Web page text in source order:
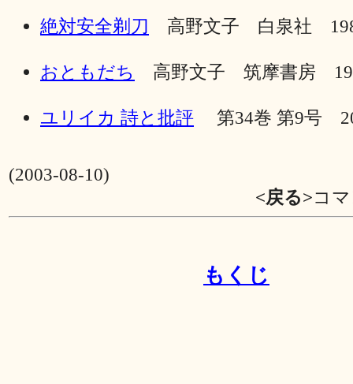
絶対安全剃刀 高野文子 白泉社
おともだち 高野文子 筑摩書房
ユリイカ 詩と批評 第34巻 第9号
(2003-08-10)
<戻る>コ
もくじ